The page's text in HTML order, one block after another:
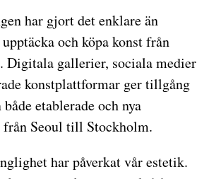
har gjort det enklare än
och köpa konst från
Digitala gallerier, sociala medier
konstplattformar ger tillgång
etablerade och nya
från Seoul till Stockholm.
har påverkat vår estetik.